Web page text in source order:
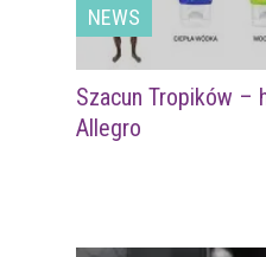
NEWS
Szacun Tropików –
Allegro